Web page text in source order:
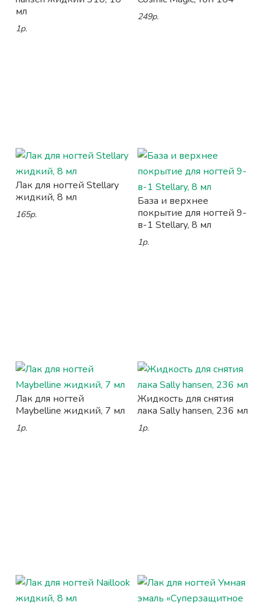
мл
1р.
249р.
Лак для ногтей Stellary
жидкий, 8 мл
165р.
База и верхнее
покрытие для ногтей 9-
в-1 Stellary, 8 мл
1р.
Лак для ногтей
Maybelline жидкий, 7 мл
1р.
Жидкость для снятия
лака Sally hansen, 236 мл
1р.